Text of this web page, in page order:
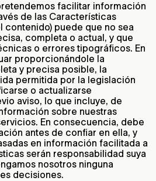
facilitar información
de las Características
contenido) puede que no sea
completa o actual, y que
o errores tipográficos. En
proporcionándole la
y precisa posible, la
permitida por la legislación
o actualizarse
aviso, lo que incluye, de
sobre nuestras
En consecuencia, debe
antes de confiar en ella, y
en información facilitada a
serán responsabilidad suya
nosotros ninguna
decisiones.